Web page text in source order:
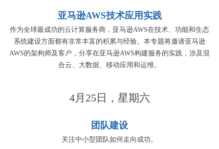
亚马逊AWS技术应用实践
作为全球最成功的云计算服务商，亚马逊AWS在技术、功能和生态
系统建设方面都有非常丰富的积累与经验。本专题将邀请亚马逊
AWS的架构师及客户，分享在亚马逊AWS构建服务的实践，涉及混
合云、大数据、移动应用和运维。
4月25日，星期六
团队建设
关注中小型团队如何走向成功。